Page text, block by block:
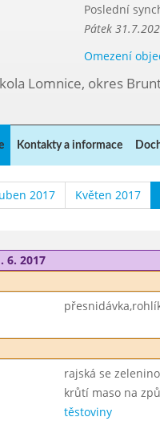
Poslední
Pátek
Omezení
Lomnice, okres
Kontakty a informace
2017 Květen 2017
6. 2017
rajská se
krůtí maso na
těstoviny